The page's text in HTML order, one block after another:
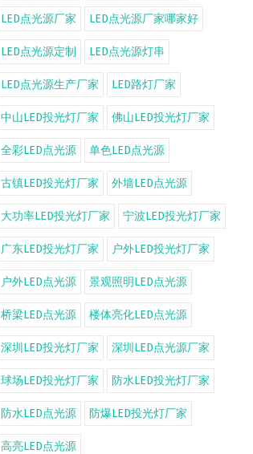
LED点光源厂家 LED点光源厂家哪家好
LED点光源定制 LED点光源灯串
LED点光源生产厂家 LED路灯厂家
中山LED投光灯厂家 佛山LED投光灯厂家
全彩LED点光源 单色LED点光源
古镇LED投光灯厂家 外墙LED点光源
大功率LED投光灯厂家 宁波LED投光灯厂家
广东LED投光灯厂家 户外LED投光灯厂家
户外LED点光源 景观照明LED点光源
桥梁LED点光源 楼体亮化LED点光源
深圳LED投光灯厂家 深圳LED点光源厂家
球场LED投光灯厂家 防水LED投光灯厂家
防水LED点光源 防爆LED投光灯厂家
高亮LED点光源